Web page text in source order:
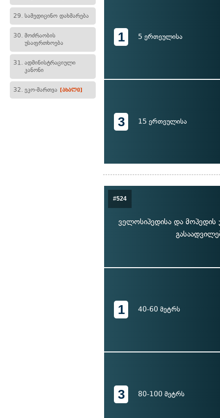
29. სამედიცინო დახმარება
30. მოძრაობის
უსაფრთხოება
31. ადმინისტრაციული
კანონი
32. ეკო-მართვა [ახალი]
1 5 ერთეულისა
3 15 ერთეულისა
#524
ველოსიპედისა და მოპედის
1 40-60 მეტრს
3 80-100 მეტრს